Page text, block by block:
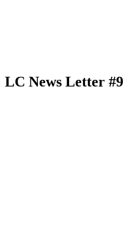
LC News Letter #9